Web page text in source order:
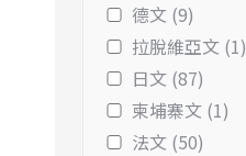
德文 (9)
拉脫維亞文 (1)
日文 (87)
柬埔寨文 (1)
法文 (50)